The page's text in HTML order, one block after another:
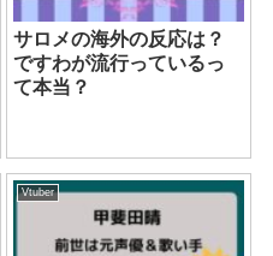
サロメの海外の反応は？
ですわが流行っているっ
て本当？
Vtuber